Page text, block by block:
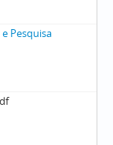
Pesquisa